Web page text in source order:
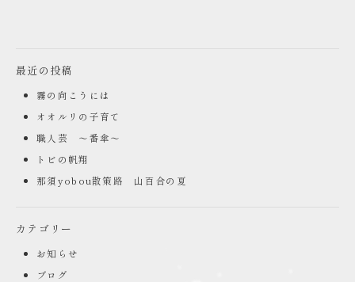
最近の投稿
霧の向こうには
オオルリの子育て
職人芸 ～番傘～
トビの帆翔
那須yobou散策路 山百合の夏
カテゴリー
お知らせ
ブログ